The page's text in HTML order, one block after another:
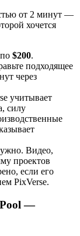
от 2 минут —
хочется
$200.
подходящее
через
учитывает
силу
Видео,
проектов
если его
PixVerse.
Pool —